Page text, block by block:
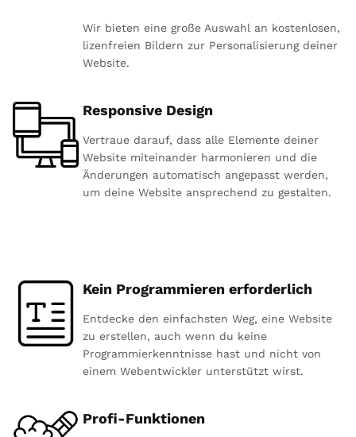
Wir bieten eine große Auswahl an kostenlosen,
lizenfreien Bildern zur Personalisierung deiner
Website.
Responsive Design
Vertraue darauf, dass alle Elemente deiner
Website miteinander harmonieren und die
Änderungen automatisch angepasst werden,
um deine Website ansprechend zu gestalten.
Kein Programmieren erforderlich
Entdecke den einfachsten Weg, eine Website
zu erstellen, auch wenn du keine
Programmierkenntnisse hast und nicht von
einem Webentwickler unterstützt wirst.
Profi-Funktionen